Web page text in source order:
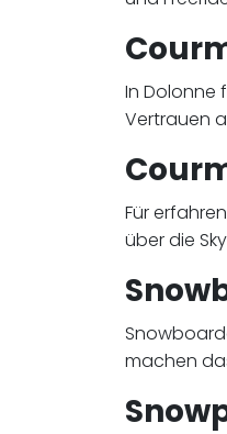
In Dolonne
Vertrauen
Für
über die
machen